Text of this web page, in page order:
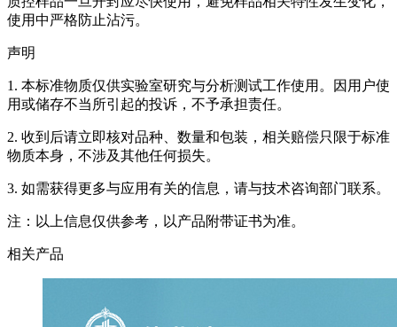
使用中严格防止沾污。
声明
1. 本标准物质仅供实验室研究与分析测试工作使用。因用户使
用或储存不当所引起的投诉，不予承担责任。
2. 收到后请立即核对品种、数量和包装，相关赔偿只限于标准
物质本身，不涉及其他任何损失。
3. 如需获得更多与应用有关的信息，请与技术咨询部门联系。
注：以上信息仅供参考，以产品附带证书为准。
相关产品